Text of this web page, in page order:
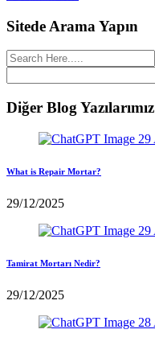
Sitede Arama Yapın
Diğer Blog Yazılarımız
What is Repair Mortar?
29/12/2025
Tamirat Mortarı Nedir?
29/12/2025